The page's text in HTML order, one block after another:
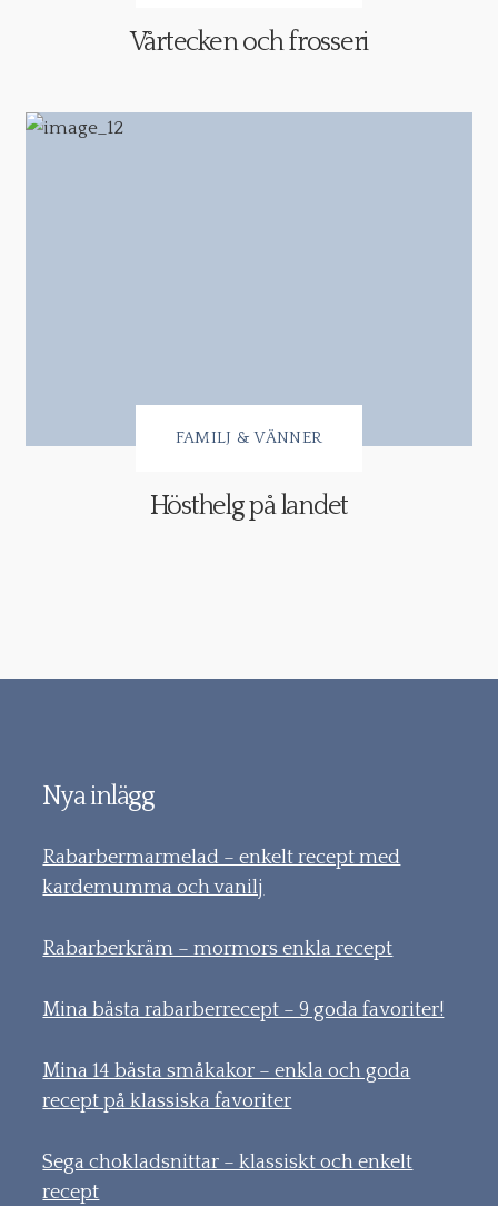
Vårtecken och frosseri
FAMILJ & VÄNNER
Hösthelg på landet
Nya inlägg
Rabarbermarmelad – enkelt recept med
kardemumma och vanilj
Rabarberkräm – mormors enkla recept
Mina bästa rabarberrecept – 9 goda favoriter!
Mina 14 bästa småkakor – enkla och goda
recept på klassiska favoriter
Sega chokladsnittar – klassiskt och enkelt
recept